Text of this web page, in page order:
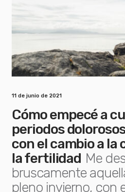
11 de junio de 2021
Cómo empecé a
periodos
con el cambio a la
la fertilidad Me
bruscamente
pleno invierno, con